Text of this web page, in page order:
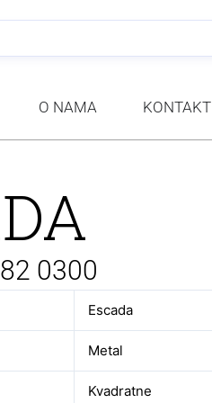
O NAMA KONTAKT
0300
Escada
Metal
Kvadratne